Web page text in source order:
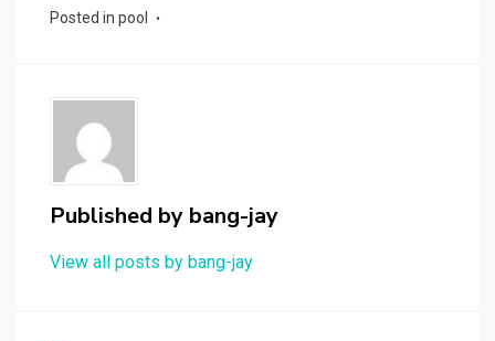
Posted in pool
Published by bang-jay
View all posts by bang-jay